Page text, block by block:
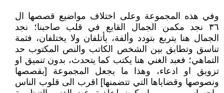
وفي هذه المجموعة وعلى اختلاف مواضيع قصصها ال
٣٦ نجد مكمن الجمال القابع في قلب صاحبنا؛ نجد
الجمال هنا يتربع بتودد وألفة، يأتلفان ولا يختلفان، فثمة
تناسق وتطابق بين الشخص الكاتب والنص المكتوب حد
التماهي؛ فعبد الغني هنا يكتب كما يتحدث، بدون تنميق او
تزويق او ادعاء، وهذا ما يجعل المجموعة [بقصصها
ونصوصها وقضاياها التي تتضمنها] اقرب الى قلوب الناس